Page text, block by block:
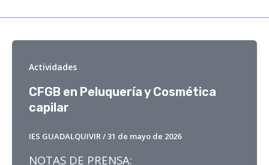
Actividades
CFGB en Peluquería y Cosmética
capilar
IES GUADALQUIVIR/31 de mayo de 2026
NOTAS DE PRENSA: